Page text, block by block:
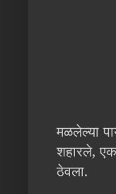
मळलेल्या
शहारले,
ठेवला.